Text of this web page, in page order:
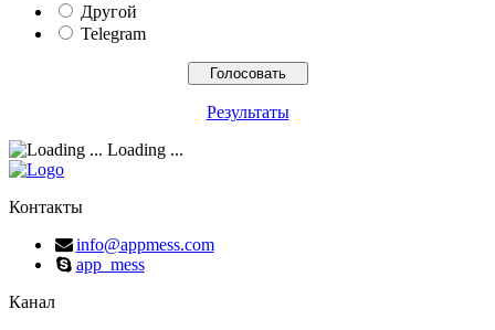
Другой
Telegram
Результаты
Loading ...
Контакты
info@appmess.com
app_mess
Канал